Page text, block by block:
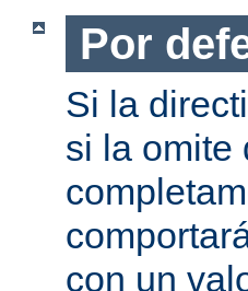
Por
Si la
si la omite
con un